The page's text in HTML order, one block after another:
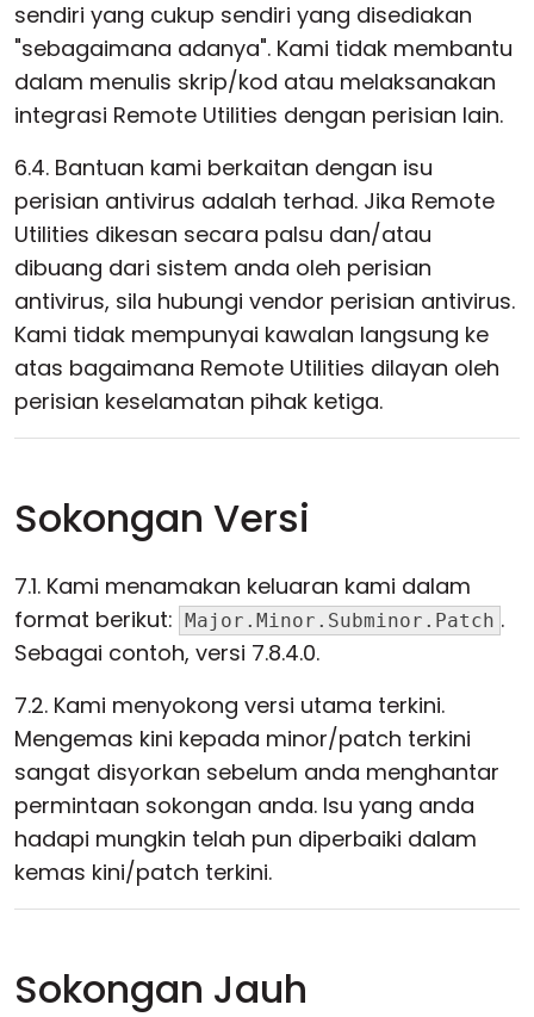
sendiri yang cukup sendiri yang disediakan
"sebagaimana adanya". Kami tidak membantu
dalam menulis skrip/kod atau melaksanakan
integrasi Remote Utilities dengan perisian lain.
6.4. Bantuan kami berkaitan dengan isu
perisian antivirus adalah terhad. Jika Remote
Utilities dikesan secara palsu dan/atau
dibuang dari sistem anda oleh perisian
antivirus, sila hubungi vendor perisian antivirus.
Kami tidak mempunyai kawalan langsung ke
atas bagaimana Remote Utilities dilayan oleh
perisian keselamatan pihak ketiga.
Sokongan Versi
7.1. Kami menamakan keluaran kami dalam
format berikut: Major.Minor.Subminor.Patch .
Sebagai contoh, versi 7.8.4.0.
7.2. Kami menyokong versi utama terkini.
Mengemas kini kepada minor/patch terkini
sangat disyorkan sebelum anda menghantar
permintaan sokongan anda. Isu yang anda
hadapi mungkin telah pun diperbaiki dalam
kemas kini/patch terkini.
Sokongan Jauh